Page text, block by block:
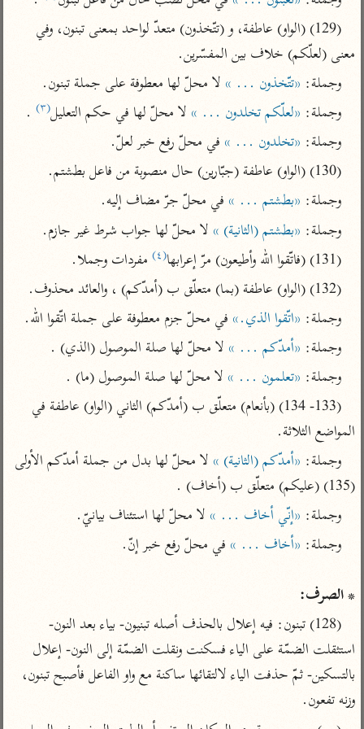
جمع الأقوال
تفسير ابن الجوزي
تفسير الماوردي
منتقاة
تفسير ابن القيم
تفسير ابن تيمية
عامّة
تفسير السمعاني
تفسير مكّي
محاسن التأويل
للقاسمي
تفسير الثعالبي
تفسير السمرقندي
تفسير الثعلبي
تفسير الرازي
أخرى
أضواء البيان
نظم الدرر للبقاعي
لغة وبلاغة
التحرير والتنوير
المحرر الوجيز لابن
عطية
البحر المحيط لأبي
حيان
البسيط للواحدي
تفسير أبي السعود
الكشاف للزمخشري
تفسير ابن عثيمين
مركَّزة العبارة
تفسير الجلالين
تفسير البيضاوي
الوجيز للواحدي
تفسير ابن أبي زمنين
آثار
موسوعة التفسير
المأثور
الدر المنثور
تفسير ابن أبي حاتم
تفسير قتادة
راسلنا •تليجرام •تويتر
تعليمات•عن الباحث القرآني
معنى (لعلّكم) خلاف بين المفسّرين.
وجملة: «تتّخذون ... » لا محلّ لها معطوفة على جملة تبنون.
وجملة: «لعلّكم تخلدون ... » لا محلّ لها في حكم التعليل(٣)
.
وجملة: «تخلدون ... » في محلّ رفع خبر لعلّ.
(130) (الواو) عاطفة (جبّارين) حال منصوبة من فاعل بطشتم.
وجملة: «بطشتم ... » في محلّ جرّ مضاف إليه.
وجملة: «بطشتم (الثانية) » لا محلّ لها جواب شرط غير جازم.
(131) (فاتّقوا الله وأطيعون) مرّ إعرابها
(٤)
مفردات وجملا.
(132) (الواو) عاطفة (بما) متعلّق ب (أمدّكم) ، والعائد محذوف.
وجملة: «اتّقوا الذي.» في محلّ جزم معطوفة على جملة اتّقوا الله.
وجملة: «أمدّكم ... » لا محلّ لها صلة الموصول (الذي) .
وجملة: «تعلمون ... » لا محلّ لها صلة الموصول (ما) .
المواضع الثلاثة.
وجملة: «أمدّكم (الثانية) »
(135) (عليكم) متعلّق ب (أخاف) .
وجملة: «إنّي أخاف ... » لا محلّ لها استئناف بيانيّ.
وجملة: «أخاف ... »
* الصرف:
وزنه تفعون.